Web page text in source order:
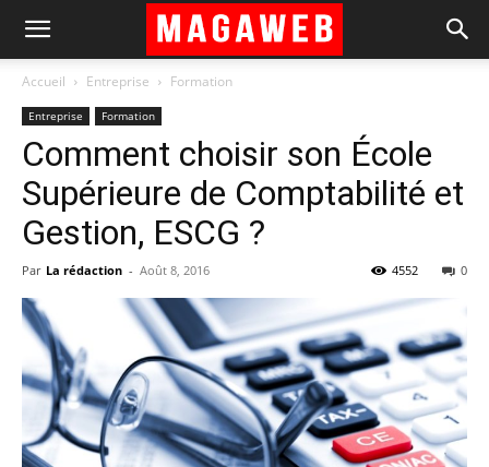
Accueil Entreprise Formation
Entreprise Formation
Comment choisir son École
Supérieure de Comptabilité et
Gestion, ESCG ?
Par La rédaction - Août 8, 2016 0
4552